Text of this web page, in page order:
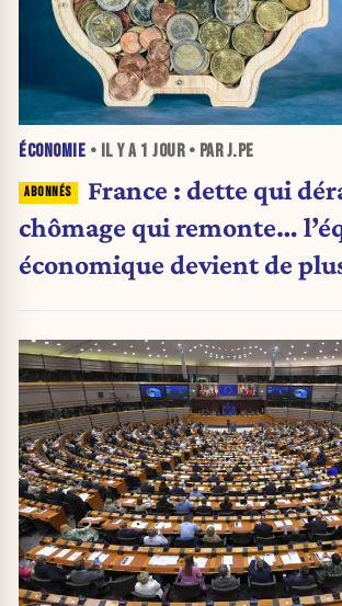
ÉCONOMIE • IL Y A 1 JOUR• PAR J.PE
France : dette qui
chômage qui remonte…
économique devient de